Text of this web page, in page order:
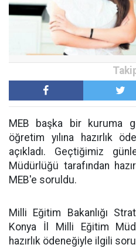
MEB başka bir kuruma
öğretim yılına hazırlık
açıkladı. Geçtiğimiz
Müdürlüğü tarafından
MEB'e soruldu.
Milli Eğitim Bakanlığı
Konya İl Milli Eğitim
hazırlık ödeneğiyle ilgili